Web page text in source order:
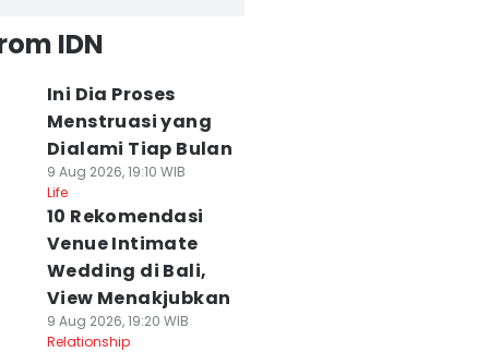
IDN
Ini Dia Proses
Menstruasi yang
Dialami Tiap Bulan
9 Aug 2026, 19:10 WIB
Life
10 Rekomendasi
Venue Intimate
Wedding di Bali,
View Menakjubkan
9 Aug 2026, 19:20 WIB
Relationship